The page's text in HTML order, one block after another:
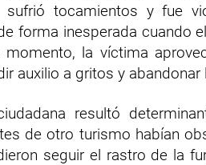
sufrió tocamientos y fue
forma inesperada cuando
momento, la víctima
auxilio a gritos y abandonar
resultó
de otro turismo habían
seguir el rastro de la